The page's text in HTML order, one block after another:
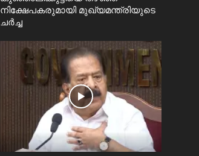
നിക്ഷേപകരുമായി മുഖ്യമന്ത്രിയുടെ
ചർച്ച